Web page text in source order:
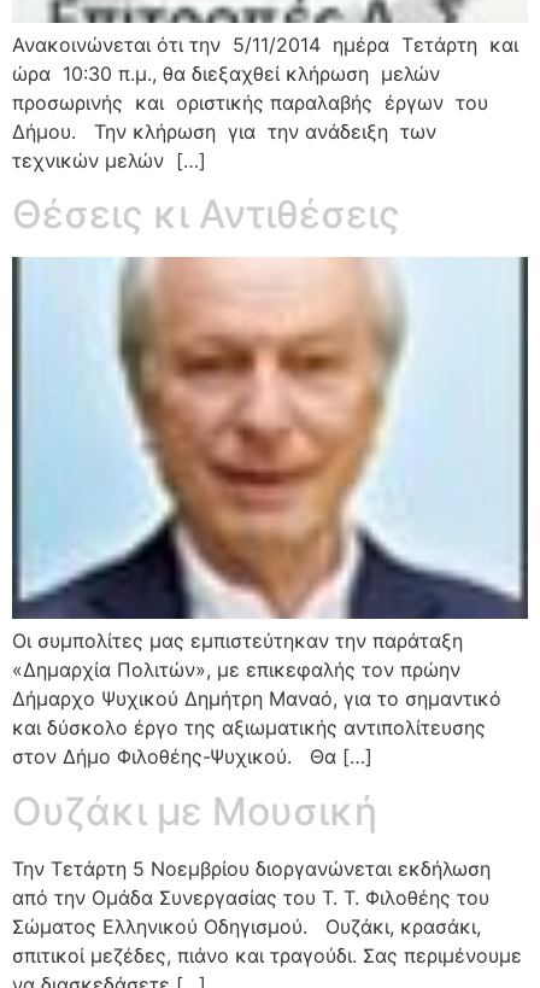
Ανακοινώνεται ότι την 5/11/2014 ημέρα Τετάρτη και
ώρα 10:30 π.μ., θα διεξαχθεί κλήρωση μελών
προσωρινής και οριστικής παραλαβής έργων του
Δήμου. Την κλήρωση για την ανάδειξη των
τεχνικών μελών […]
Θέσεις κι Αντιθέσεις
Οι συμπολίτες μας εμπιστεύτηκαν την παράταξη
«Δημαρχία Πολιτών», με επικεφαλής τον πρώην
Δήμαρχο Ψυχικού Δημήτρη Μαναό, για το σημαντικό
και δύσκολο έργο της αξιωματικής αντιπολίτευσης
στον Δήμο Φιλοθέης-Ψυχικού. Θα […]
Ουζάκι με Μουσική
Την Τετάρτη 5 Νοεμβρίου διοργανώνεται εκδήλωση
από την Ομάδα Συνεργασίας του Τ. Τ. Φιλοθέης του
Σώματος Ελληνικού Οδηγισμού. Ουζάκι, κρασάκι,
σπιτικοί μεζέδες, πιάνο και τραγούδι. Σας περιμένουμε